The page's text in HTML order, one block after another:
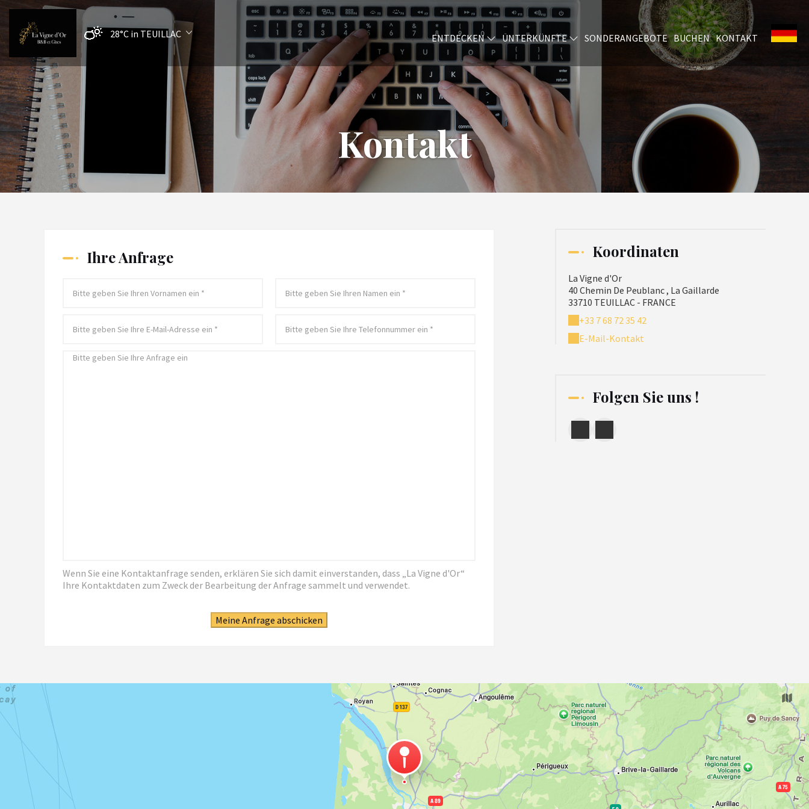
28°C in TEUILLAC ENTDECKEN UNTERKÜNFTE SONDERANGEBOTE BUCHEN KONTAKT
Kontakt
Ihre Anfrage
Wenn Sie eine Kontaktanfrage senden, erklären Sie sich damit einverstanden, dass „La Vigne d'Or“
Ihre Kontaktdaten zum Zweck der Bearbeitung der Anfrage sammelt und verwendet.
Koordinaten
La Vigne d'Or
40 Chemin De Peublanc , La Gaillarde
33710 TEUILLAC - FRANCE
+33 7 68 72 35 42
E-Mail-Kontakt
Folgen Sie uns !